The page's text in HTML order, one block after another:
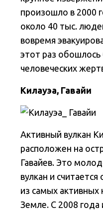
произошло в 2000
около 40 тыс.
вовремя
этот раз обошлось
человеческих
Килауэа, Гавайи
Активный вулкан
расположен на
Гавайев. Это
вулкан и
из самых активных
Земле. С 2008 года